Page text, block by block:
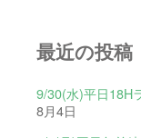
最近の投稿
9/30(水)平日18H
8月4日